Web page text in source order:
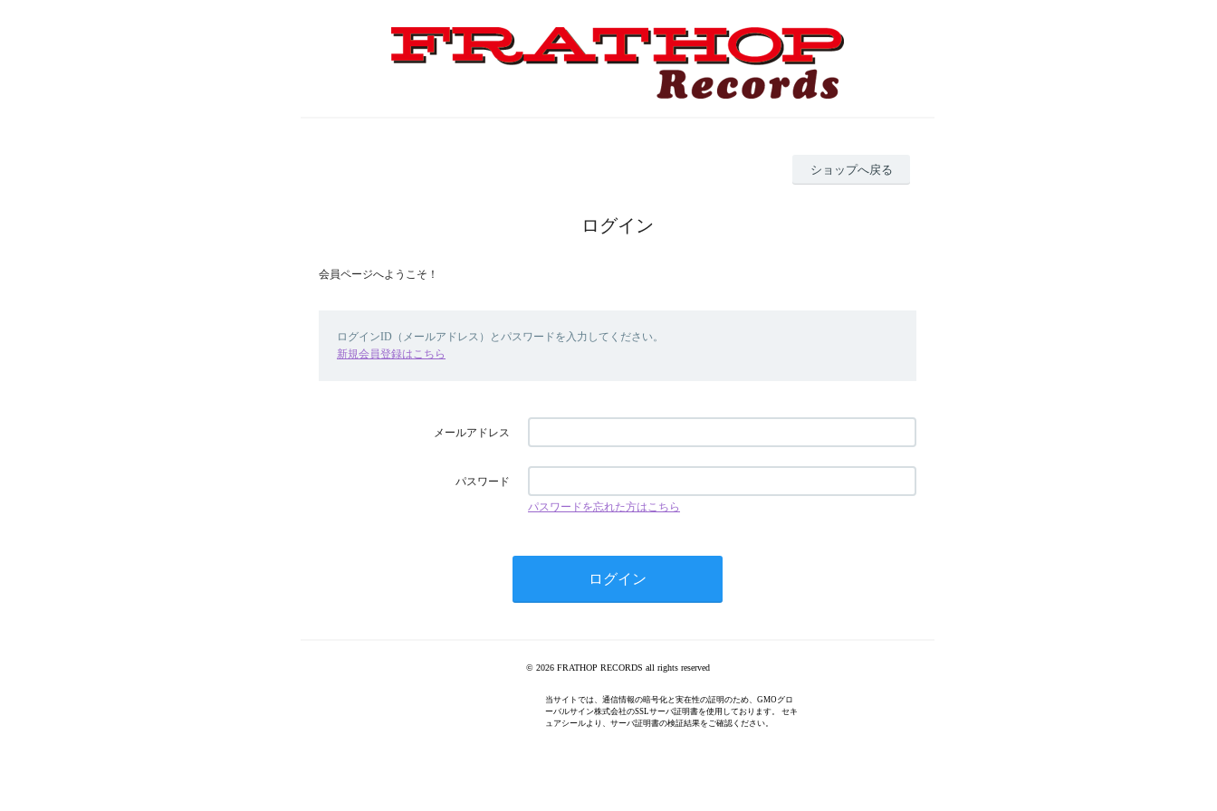
ショップへ戻る
ログイン
会員ページへようこそ！
ログインID（メールアドレス）とパスワードを入力してください。
新規会員登録はこちら
メールアドレス
パスワード
パスワードを忘れた方はこちら
© 2026 FRATHOP RECORDS all rights reserved
当サイトでは、通信情報の暗号化と実在性の証明のため、GMOグロ
ーバルサイン株式会社のSSLサーバ証明書を使用しております。 セキ
ュアシールより、サーバ証明書の検証結果をご確認ください。